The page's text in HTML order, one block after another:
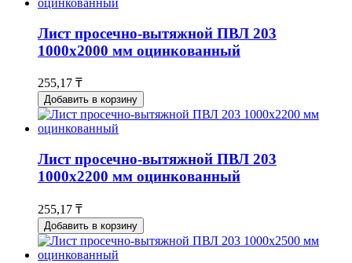
Лист просечно-вытяжной ПВЛ 203
1000х2000 мм оцинкованный
255,17 ₸
Добавить в корзину
Лист просечно-вытяжной ПВЛ 203
1000х2200 мм оцинкованный
255,17 ₸
Добавить в корзину